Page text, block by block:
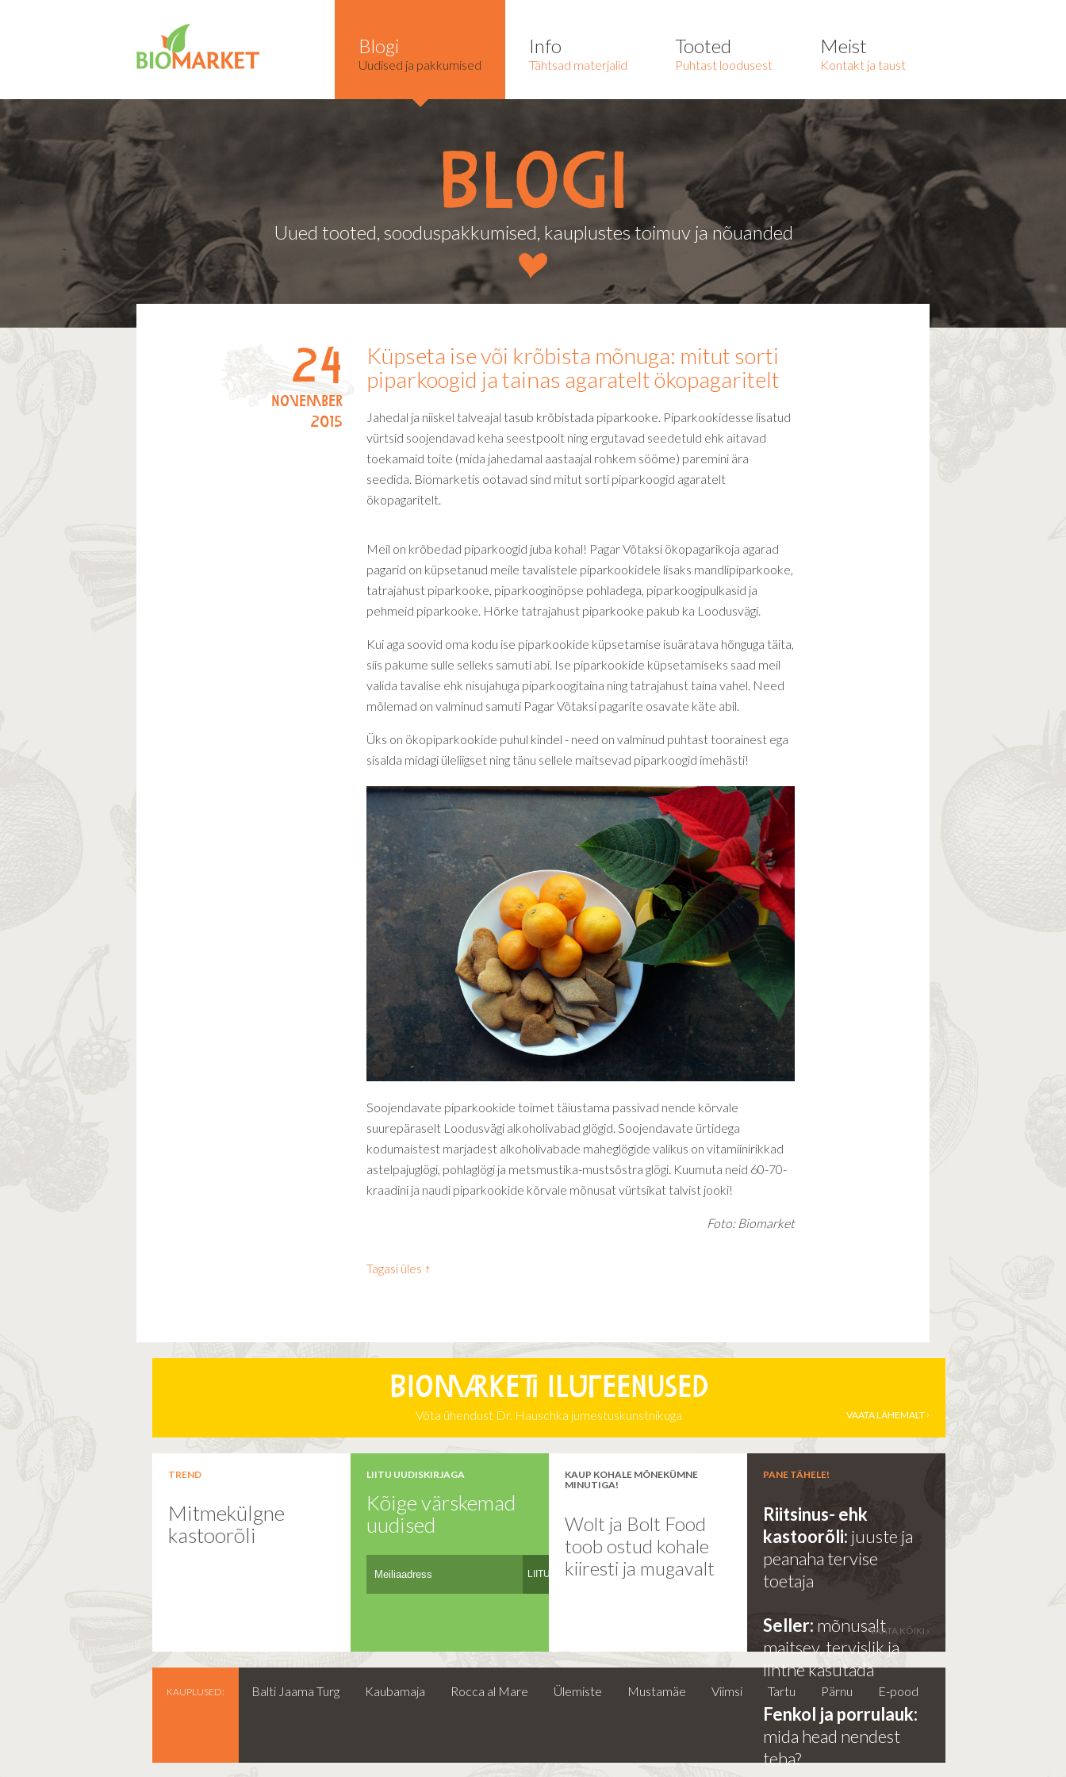
Blogi
Uudised ja pakkumised
Info
Tähtsad materjalid
Tooted
Puhtast loodusest
Meist
Kontakt ja taust
Blogi
Uued tooted, sooduspakkumised, kauplustes toimuv ja nõuanded
24
november
2015
Küpseta ise või krõbista mõnuga: mitut sorti
piparkoogid ja tainas agaratelt ökopagaritelt
Jahedal ja niiskel talveajal tasub krõbistada piparkooke. Piparkookidesse lisatud
vürtsid soojendavad keha seestpoolt ning ergutavad seedetuld ehk aitavad
toekamaid toite (mida jahedamal aastaajal rohkem sööme) paremini ära
seedida. Biomarketis ootavad sind mitut sorti piparkoogid agaratelt
ökopagaritelt.
Meil on krõbedad piparkoogid juba kohal! Pagar Võtaksi ökopagarikoja agarad
pagarid on küpsetanud meile tavalistele piparkookidele lisaks mandlipiparkooke,
tatrajahust piparkooke, piparkooginöpse pohladega, piparkoogipulkasid ja
pehmeid piparkooke. Hõrke tatrajahust piparkooke pakub ka Loodusvägi.
Kui aga soovid oma kodu ise piparkookide küpsetamise isuäratava hõnguga täita,
siis pakume sulle selleks samuti abi. Ise piparkookide küpsetamiseks saad meil
valida tavalise ehk nisujahuga piparkoogitaina ning tatrajahust taina vahel. Need
mõlemad on valminud samuti Pagar Võtaksi pagarite osavate käte abil.
Üks on ökopiparkookide puhul kindel - need on valminud puhtast toorainest ega
sisalda midagi üleliigset ning tänu sellele maitsevad piparkoogid imehästi!
Soojendavate piparkookide toimet täiustama passivad nende kõrvale
suurepäraselt Loodusvägi alkoholivabad glögid. Soojendavate ürtidega
kodumaistest marjadest alkoholivabade maheglögide valikus on vitamiinirikkad
astelpajuglögi, pohlaglögi ja metsmustika-mustsõstra glögi. Kuumuta neid 60-70-
kraadini ja naudi piparkookide kõrvale mõnusat vürtsikat talvist jooki!
Foto: Biomarket
Tagasi üles ↑
Biomarketi iluteenused
Võta ühendust Dr. Hauschka jumestuskunstnikuga VAATA LÄHEMALT
TREND
Mitmekülgne
kastoorõli
LIITU UUDISKIRJAGA
Kõige värskemad
uudised
LIITU
KAUP KOHALE MÕNEKÜMNE
MINUTIGA!
Wolt ja Bolt Food
toob ostud kohale
kiiresti ja mugavalt
PANE TÄHELE!
Riitsinus- ehk
kastoorõli: juuste ja
peanaha tervise
toetaja
Seller: mõnusalt
maitsev, tervislik ja
lihtne kasutada
Fenkol ja porrulauk:
mida head nendest
teha?
VAATA KÕIKI ›
KAUPLUSED: Balti Jaama Turg Kaubamaja Rocca al Mare Ülemiste Mustamäe Viimsi Tartu Pärnu E-pood